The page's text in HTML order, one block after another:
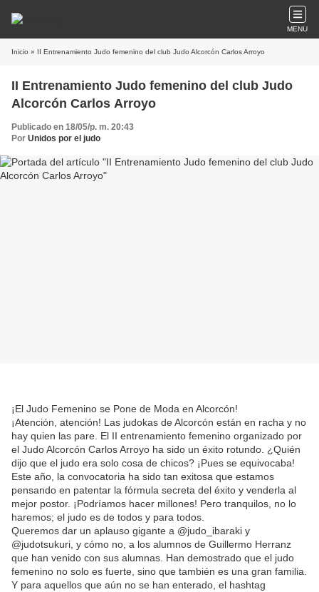
MENU
Inicio » II Entrenamiento Judo femenino del club Judo Alcorcón Carlos Arroyo
II Entrenamiento Judo femenino del club Judo
Alcorcón Carlos Arroyo
Publicado en 18/05/p. m. 20:43
Por Unidos por el judo
¡El Judo Femenino se Pone de Moda en Alcorcón!
¡Atención, atención! Las judokas de Alcorcón están en racha y no
hay quien las pare. El II entrenamiento femenino organizado por
el Judo Alcorcón Carlos Arroyo ha sido un éxito rotundo. ¿Quién
dijo que el judo era solo cosa de chicos? ¡Pues se equivocaba!
Este año, la convocatoria ha sido tan exitosa que estamos
pensando en patentar la fórmula secreta del éxito y venderla al
mejor postor. ¡Podríamos hacer millones! Pero tranquilos, no lo
haremos; el judo es de todos y para todos.
Queremos dar un aplauso gigante a @judo_ibaraki y
@judotsukuri, y cómo no, a los alumnos de Guillermo Herranz
que han venido con sus alumnas. Han demostrado que el judo
femenino no solo es fuerte, sino que también es una gran familia.
Y para aquellos que aún no se han enterado, el hashtag